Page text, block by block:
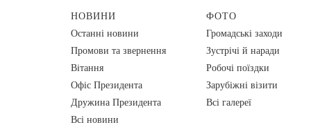
НОВИНИ
Останні новини
Промови та звернення
Вiтання
Офіс Президента
Дружина Президента
Всі новини
ФОТО
Громадські заходи
Зустрічі й наради
Робочі поїздки
Зарубіжні візити
Всі галереї